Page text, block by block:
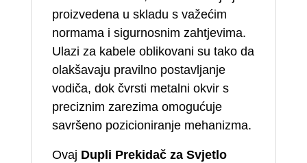
proizvedena u skladu s važećim
normama i sigurnosnim zahtjevima.
Ulazi za kabele oblikovani su tako da
olakšavaju pravilno postavljanje
vodiča, dok čvrsti metalni okvir s
preciznim zarezima omogućuje
savršeno pozicioniranje mehanizma.
Ovaj Dupli Prekidač za Svjetlo